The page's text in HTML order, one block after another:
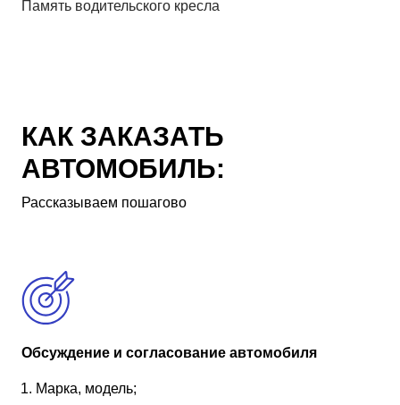
Память водительского кресла
КАК ЗАКАЗАТЬ
АВТОМОБИЛЬ:
Рассказываем пошагово
Обсуждение и согласование автомобиля
Марка, модель;